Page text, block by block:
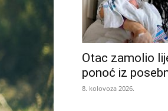
Otac zamolio
ponoć iz
8. kolovoza 2026.